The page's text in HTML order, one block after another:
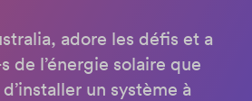
adore les défis et a
de l’énergie solaire que
un système à